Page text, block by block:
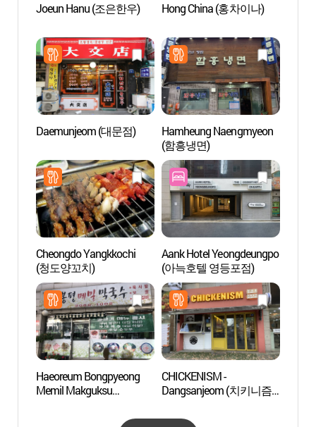
Joeun Hanu (조은한우) Hong China (홍차이나)
Daemunjeom (대문점)
Hamheung Naengmyeon
(함흥냉면)
Cheongdo Yangkkochi
(청도양꼬치)
Aank Hotel Yeongdeungpo
(아늑호텔 영등포점)
Haeoreum Bongpyeong
Memil Makguksu
CHICKENISM -
Dangsanjeom (치키니즘